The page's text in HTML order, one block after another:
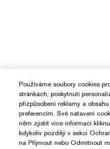
Používáme soubory cookies
stránkách, poskytnutí
přizpůsobení reklamy a
preferencím. Své natavení
něm zjistit více informací
kdykoliv později v sekci
na Přijmout nebo Odmítnout